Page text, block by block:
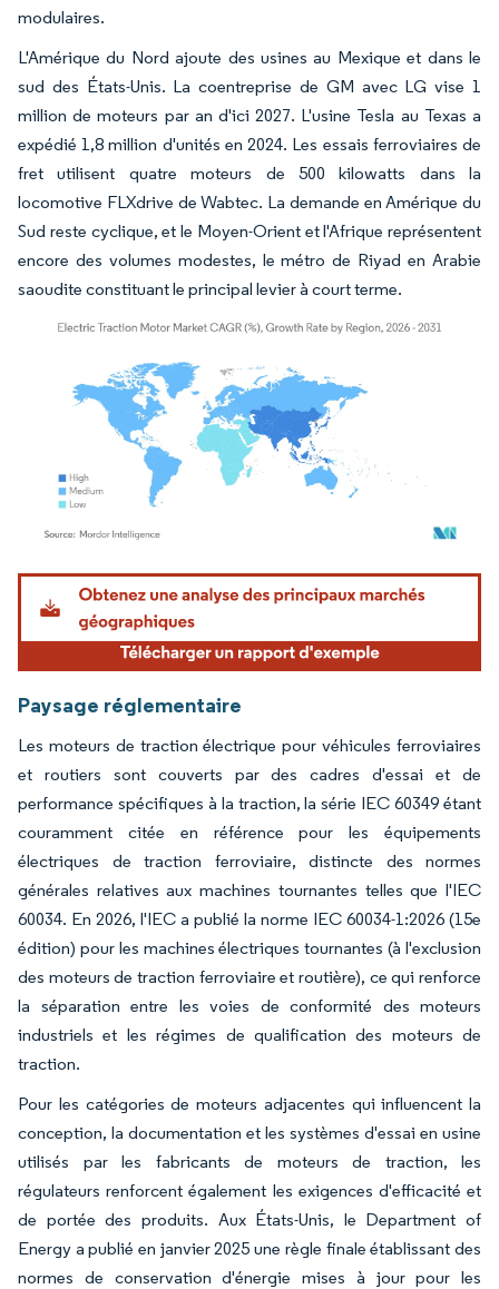
modulaires.
L'Amérique du Nord ajoute des usines au Mexique et dans le
sud des États-Unis. La coentreprise de GM avec LG vise 1
million de moteurs par an d'ici 2027. L'usine Tesla au Texas a
expédié 1,8 million d'unités en 2024. Les essais ferroviaires de
fret utilisent quatre moteurs de 500 kilowatts dans la
locomotive FLXdrive de Wabtec. La demande en Amérique du
Sud reste cyclique, et le Moyen-Orient et l'Afrique représentent
encore des volumes modestes, le métro de Riyad en Arabie
saoudite constituant le principal levier à court terme.
Image © Mordor Intelligence. La réutilisation nécessite une attribution sous CC BY
Paysage réglementaire
Les moteurs de traction électrique pour véhicules ferroviaires
et routiers sont couverts par des cadres d'essai et de
performance spécifiques à la traction, la série IEC 60349 étant
couramment citée en référence pour les équipements
électriques de traction ferroviaire, distincte des normes
générales relatives aux machines tournantes telles que l'IEC
60034. En 2026, l'IEC a publié la norme IEC 60034-1:2026 (15e
édition) pour les machines électriques tournantes (à l'exclusion
des moteurs de traction ferroviaire et routière), ce qui renforce
la séparation entre les voies de conformité des moteurs
industriels et les régimes de qualification des moteurs de
traction.
Pour les catégories de moteurs adjacentes qui influencent la
conception, la documentation et les systèmes d'essai en usine
utilisés par les fabricants de moteurs de traction, les
régulateurs renforcent également les exigences d'efficacité et
de portée des produits. Aux États-Unis, le Department of
Energy a publié en janvier 2025 une règle finale établissant des
normes de conservation d'énergie mises à jour pour les